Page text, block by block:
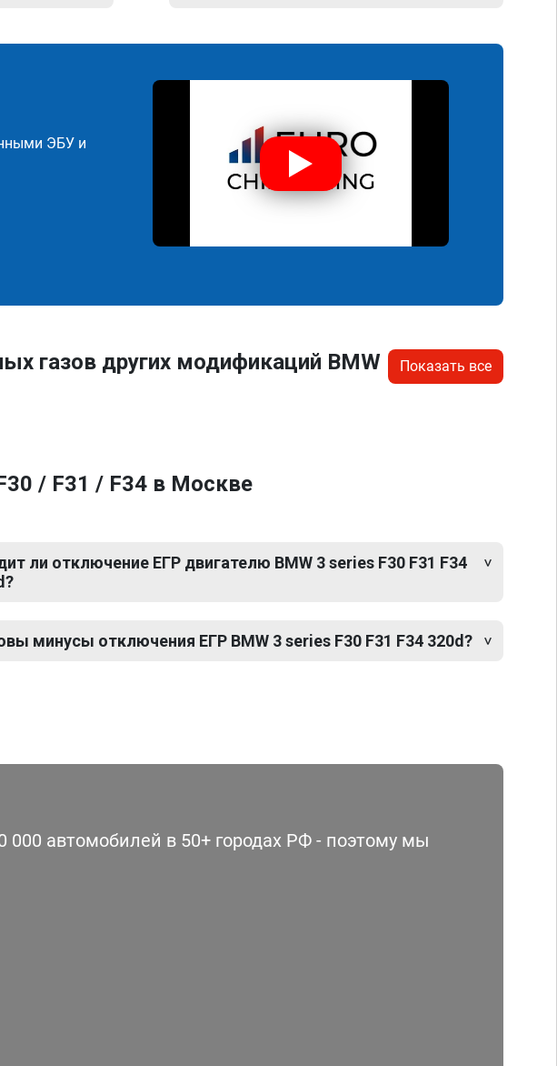
ЭБУ и
газов других модификаций BMW
Показать все
/ F31 / F34 в Москве
ли отключение ЕГР двигателю BMW 3 series F30 F31 F34
минусы отключения ЕГР BMW 3 series F30 F31 F34 320d?
автомобилей в 50+ городах РФ - поэтому мы